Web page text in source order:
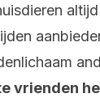
vrienden